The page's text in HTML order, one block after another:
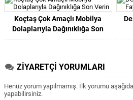
Koçtaş Çok Amaçlı Mobilya
Dolaplarıyla Dağınıklığa Son
Verin
ZİYARETÇİ YORUMLARI
Henüz yorum yapılmamış. İlk yorumu
yapabilirsiniz.